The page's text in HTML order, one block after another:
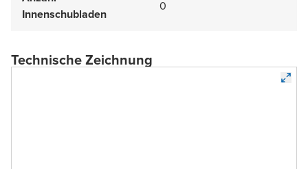
Innenschubladen
0
Technische Zeichnung